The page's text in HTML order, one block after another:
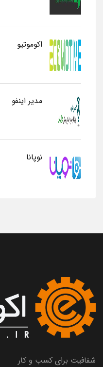
اکوموتیو
مدیر اینفو
نوپانا
شفافیت برای کسب و کار